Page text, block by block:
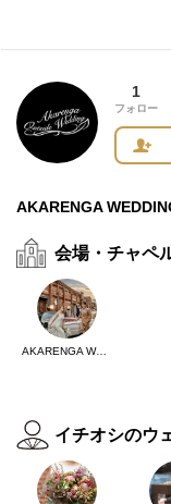
1
フォロー
AKARENGA
会場・チャペ
AKARENGA WEDDING
イチオシのウ